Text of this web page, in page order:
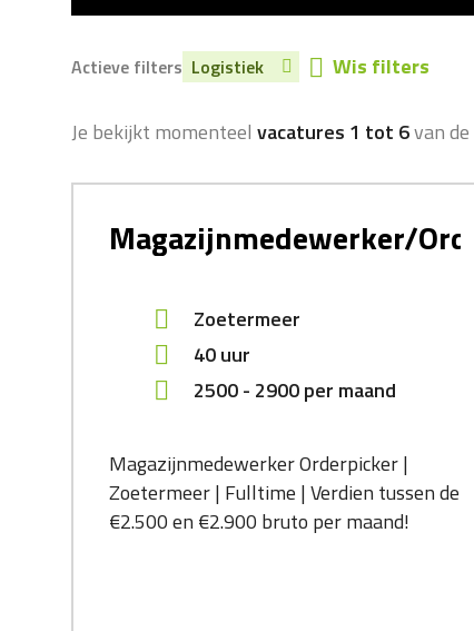
Actieve filters Logistiek Wis filters
Je bekijkt momenteel vacatures 1 tot 6van de
Magazijnmedewerker/
Zoetermeer
40 uur
2500- 2900per maand
Magazijnmedewerker Orderpicker |
Zoetermeer | Fulltime | Verdien tussen de
€2.500 en €2.900 bruto per maand!